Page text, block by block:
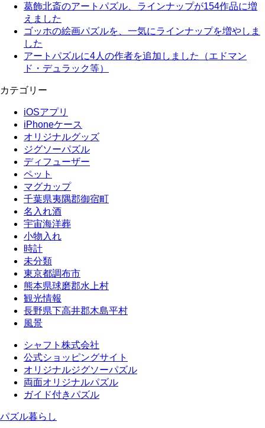
葛飾北斎のアートパズル、ラインナップが154作品に増
えました
ゴッホの絵画パズルを、一気にラインナップを増やしま
した
アートパズルに4人の作者を追加しました（エドマン
ド・デュラック等）
カテゴリー
iOSアプリ
iPhoneケース
オリジナルグッズ
ジグソーパズル
ディフューザー
ペット
マグカップ
千葉県夷隅郡御宿町
名入れ酒
宇宙海洋葬
小物入れ
時計
未分類
東京都調布市
熊本県球磨郡水上村
観光情報
長野県下高井郡木島平村
風景
シャフト株式会社
公式ショッピングサイト
オリジナルジグソーパズル
両面オリジナルパズル
ガイド付きパズル
パズル暮らし